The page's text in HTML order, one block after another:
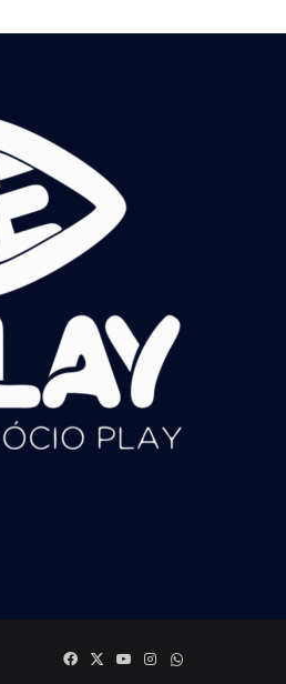
Facebook
X YouTubeInstagram
whatsapp